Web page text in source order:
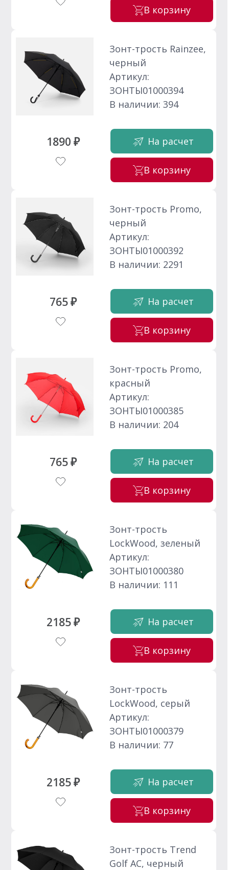
В корзину
1890 ₽
Зонт-трость Rainzee,
черный
Артикул:
ЗОНТЫ01000394
В наличии: 394
На расчет
В корзину
765 ₽
Зонт-трость Promo,
черный
Артикул:
ЗОНТЫ01000392
В наличии: 2291
На расчет
В корзину
765 ₽
Зонт-трость Promo,
красный
Артикул:
ЗОНТЫ01000385
В наличии: 204
На расчет
В корзину
2185 ₽
Зонт-трость
LockWood, зеленый
Артикул:
ЗОНТЫ01000380
В наличии: 111
На расчет
В корзину
2185 ₽
Зонт-трость
LockWood, серый
Артикул:
ЗОНТЫ01000379
В наличии: 77
На расчет
В корзину
Зонт-трость Trend
Golf AC, черный